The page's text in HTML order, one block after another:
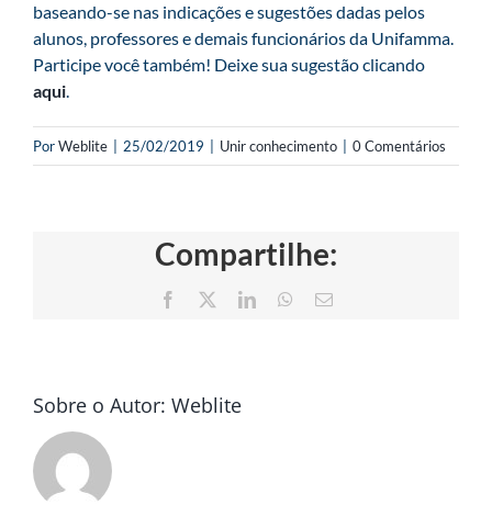
baseando-se nas indicações e sugestões dadas pelos
alunos, professores e demais funcionários da Unifamma.
Participe você também! Deixe sua sugestão clicando
aqui.
PorWeblite 25/02/2019 Unir conhecimento 0 Comentários
Compartilhe:
Facebook LinkedInWhatsApp
E-
Sobre o Autor: Weblite